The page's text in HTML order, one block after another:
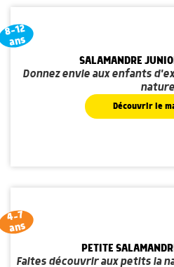
8-12
ans
SALAMANDRE
Donnez envie aux enfants
nature
Découvrir le
4-7
ans
PETITE
Faites découvrir aux petits la